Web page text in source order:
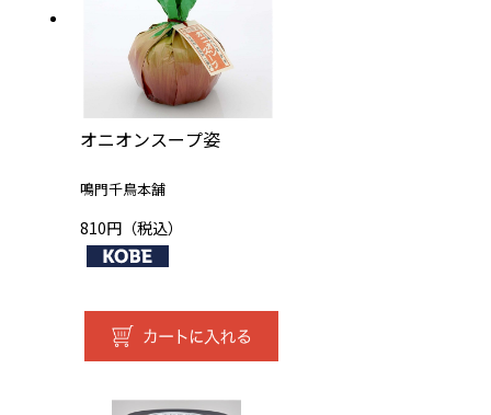
オニオンスープ姿
鳴門千鳥本舗
810円（税込）